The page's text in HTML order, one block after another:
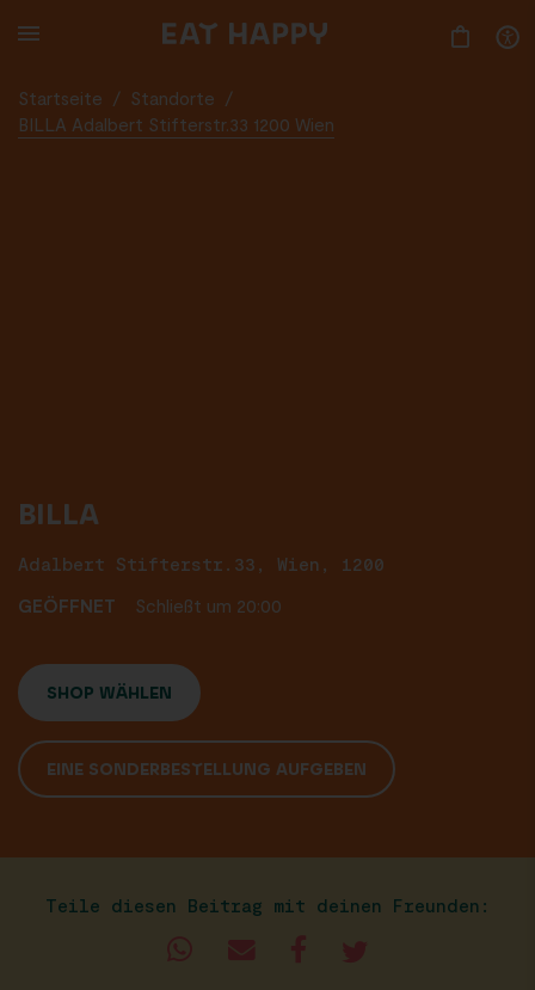
TO
Startseite / Standorte
/
BILLA Adalbert Stifterstr.33 1200 Wien
BILLA
Adalbert Stifterstr.33, Wien, 1200
GEÖFFNET
Schließt um 20:00
SHOP WÄHLEN
EINE SONDERBESTELLUNG AUFGEBEN
Teile diesen Beitrag mit deinen Freunden: